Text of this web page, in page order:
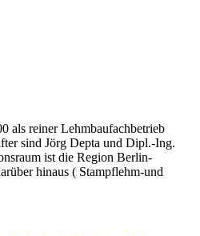
als reiner Lehmbaufachbetrieb
sind Jörg Depta und Dipl.-Ing.
ist die Region Berlin-
hinaus ( Stampflehm-und